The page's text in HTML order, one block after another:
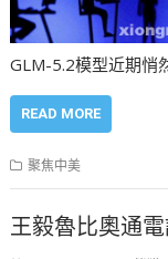
GLM-5.2模型近期悄
READ MORE
聚焦中美
王毅魯比奧通